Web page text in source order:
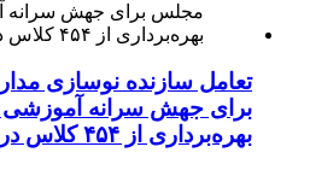
تعامل سازنده نوسازی
برای جهش سرانه
بهره‌برداری از ۴۵۴ کلاس درس تا مهرماه